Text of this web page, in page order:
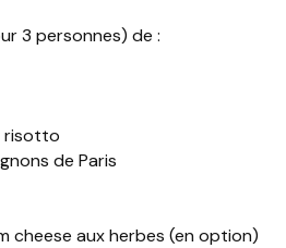
3 personnes) de :
risotto
de Paris
cheese aux herbes (en option)